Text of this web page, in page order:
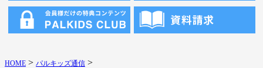
HOME > パルキッズ通信 >